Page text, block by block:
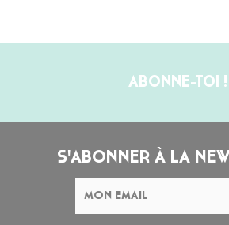
ABONNE-TOI !
S'ABONNER À LA